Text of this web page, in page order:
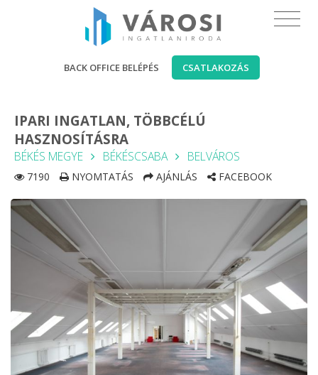
BACK OFFICE BELÉPÉS CSATLAKOZÁS
IPARI INGATLAN, TÖBBCÉLÚ
HASZNOSÍTÁSRA
BÉKÉS MEGYE BÉKÉSCSABA BELVÁROS
7190 NYOMTATÁS AJÁNLÁS FACEBOOK